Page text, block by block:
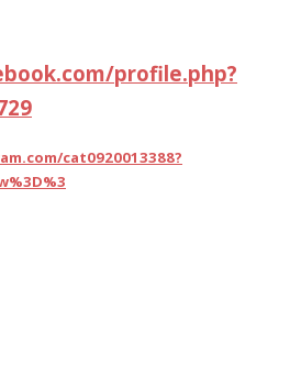
profile.php?
cat0920013388?